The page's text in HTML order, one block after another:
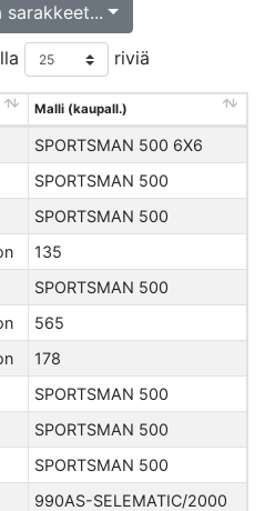
sarakkeet...
riviä
Malli (kaupall.)
SPORTSMAN 500 6X6
SPORTSMAN 500
SPORTSMAN 500
135
SPORTSMAN 500
565
178
SPORTSMAN 500
SPORTSMAN 500
SPORTSMAN 500
990AS-SELEMATIC/2000